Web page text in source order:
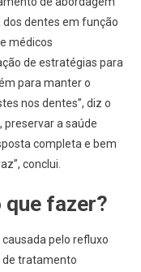
dos dentes em função
médicos
de estratégias para
para manter o
nos dentes”, diz o
preservar a saúde
completa e bem
conclui.
fazer?
pelo refluxo
de tratamento